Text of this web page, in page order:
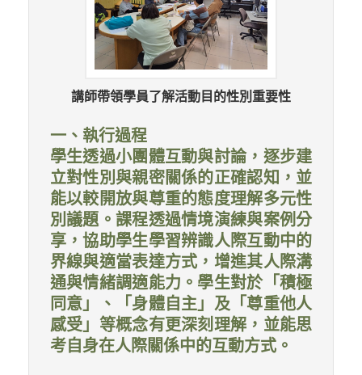
講師帶領學員了解活動目的性別重要性
一、執行過程
學生透過小團體互動與討論，逐步建
立對性別與親密關係的正確認知，並
能以較開放與尊重的態度理解多元性
別議題。課程透過情境演練與案例分
享，協助學生學習辨識人際互動中的
界線與適當表達方式，增進其人際溝
通與情緒調適能力。學生對於「積極
同意」、「身體自主」及「尊重他人
感受」等概念有更深刻理解，並能思
考自身在人際關係中的互動方式。